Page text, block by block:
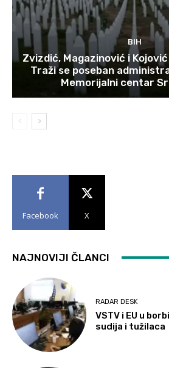
BIH
Zvizdić, Magazinović i
Traži se poseban
Memorijalni centar
Facebook X
NAJNOVIJI ČLANCI
RADAR DESK
VSTV i EU u
sudija i tužilaca